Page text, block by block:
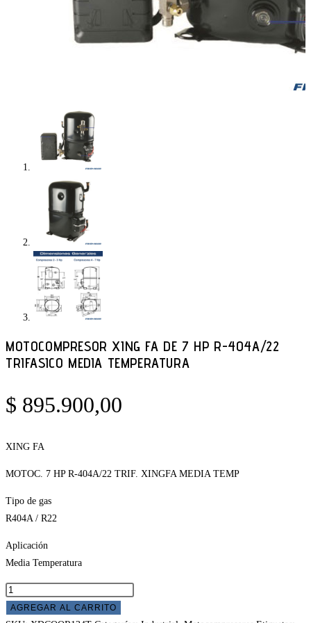
MOTOCOMPRESOR XING FA DE 7 HP R-404A/22
TRIFASICO MEDIA TEMPERATURA
$ 895.900,00
XING FA
MOTOC. 7 HP R-404A/22 TRIF. XINGFA MEDIA TEMP
Tipo de gas
R404A / R22
Aplicación
Media Temperatura
Motocompresor
XING
AGREGAR AL CARRITO